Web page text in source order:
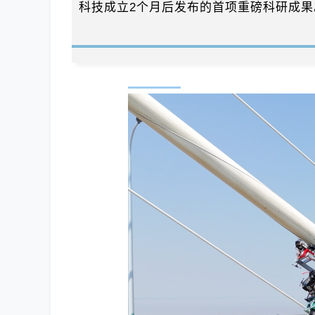
科技成立2个月后发布的首项重磅科研成